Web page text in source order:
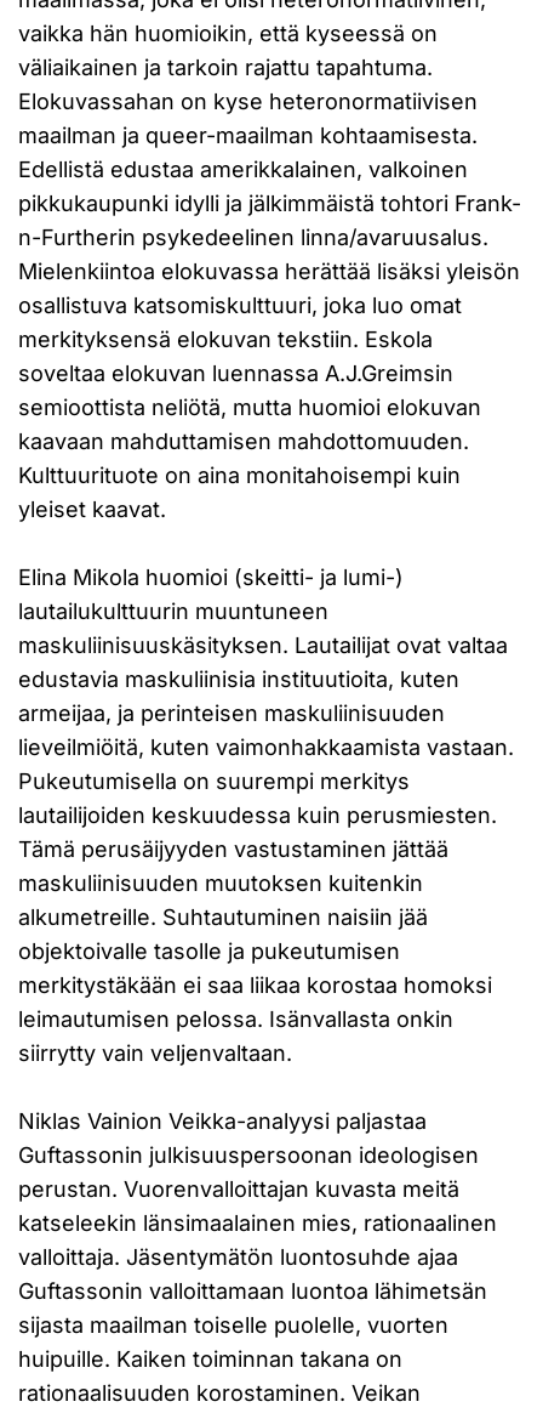
vaikka hän huomioikin, että kyseessä on
väliaikainen ja tarkoin rajattu tapahtuma.
Elokuvassahan on kyse heteronormatiivisen
maailman ja queer-maailman kohtaamisesta.
Edellistä edustaa amerikkalainen, valkoinen
pikkukaupunki idylli ja jälkimmäistä tohtori Frank-
n-Furtherin psykedeelinen linna/avaruusalus.
Mielenkiintoa elokuvassa herättää lisäksi yleisön
osallistuva katsomiskulttuuri, joka luo omat
merkityksensä elokuvan tekstiin. Eskola
soveltaa elokuvan luennassa A.J.Greimsin
semioottista neliötä, mutta huomioi elokuvan
kaavaan mahduttamisen mahdottomuuden.
Kulttuurituote on aina monitahoisempi kuin
yleiset kaavat.
Elina Mikola huomioi (skeitti- ja lumi-)
lautailukulttuurin muuntuneen
maskuliinisuuskäsityksen. Lautailijat ovat valtaa
edustavia maskuliinisia instituutioita, kuten
armeijaa, ja perinteisen maskuliinisuuden
lieveilmiöitä, kuten vaimonhakkaamista vastaan.
Pukeutumisella on suurempi merkitys
lautailijoiden keskuudessa kuin perusmiesten.
Tämä perusäijyyden vastustaminen jättää
maskuliinisuuden muutoksen kuitenkin
alkumetreille. Suhtautuminen naisiin jää
objektoivalle tasolle ja pukeutumisen
merkitystäkään ei saa liikaa korostaa homoksi
leimautumisen pelossa. Isänvallasta onkin
siirrytty vain veljenvaltaan.
Niklas Vainion Veikka-analyysi paljastaa
Guftassonin julkisuuspersoonan ideologisen
perustan. Vuorenvalloittajan kuvasta meitä
katseleekin länsimaalainen mies, rationaalinen
valloittaja. Jäsentymätön luontosuhde ajaa
Guftassonin valloittamaan luontoa lähimetsän
sijasta maailman toiselle puolelle, vuorten
huipuille. Kaiken toiminnan takana on
rationaalisuuden korostaminen. Veikan